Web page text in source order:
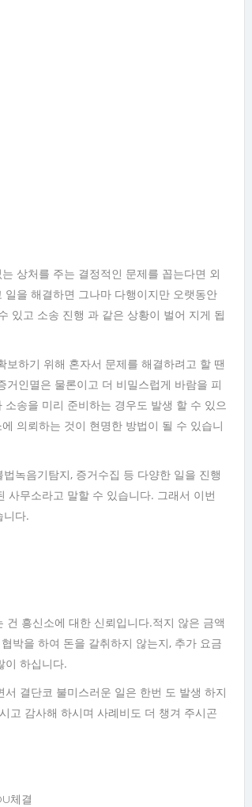
상처를 주는 결정적인 문제를 꼽는다면 외
을 해결하면 그나마 다행이지만 오랫동안
있고 소송 진행 과 같은 상황이 벌어 지게 됩
하기 위해 혼자서 문제를 해결하려고 할 땐
인멸은 물론이고 더 비밀스럽게 바람을 피
송을 미리 준비하는 경우도 발생 할 수 있으
의뢰하는 것이 현명한 방법이 될 수 있습니
녹음기탐지, 증거수집 등 다양한 일을 진행
사무소라고 말할 수 있습니다. 그래서 이번
니다.
흥신소에 대한 신뢰입니다.적지 않은 금액
박을 하여 돈을 갈취하지 않는지, 추가 요금
이 하십니다.
결단코 불미스러운 일은 한번 도 발생 하지
고 감사해 하시며 사례비도 더 챙겨 주시곤